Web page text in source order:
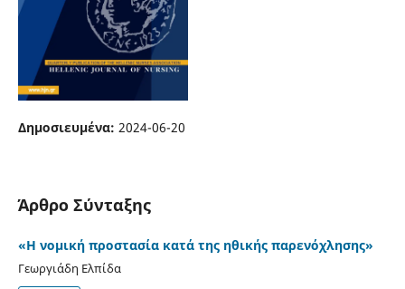
Δημοσιευμένα: 2024-06-20
Άρθρο Σύνταξης
«Η νομική προστασία κατά της ηθικής παρενόχλησης»
Γεωργιάδη Ελπίδα